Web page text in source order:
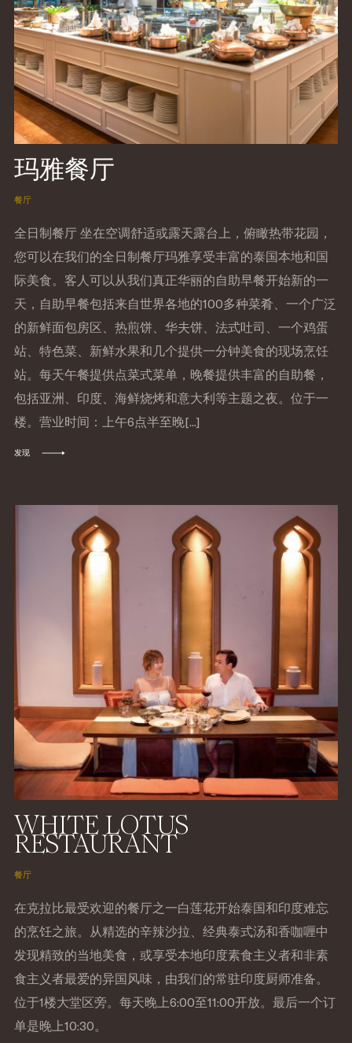
玛雅餐厅
餐厅
全日制餐厅 坐在空调舒适或露天露台上，俯瞰热带花园，
您可以在我们的全日制餐厅玛雅享受丰富的泰国本地和国
际美食。客人可以从我们真正华丽的自助早餐开始新的一
天，自助早餐包括来自世界各地的100多种菜肴、一个广泛
的新鲜面包房区、热煎饼、华夫饼、法式吐司、一个鸡蛋
站、特色菜、新鲜水果和几个提供一分钟美食的现场烹饪
站。每天午餐提供点菜式菜单，晚餐提供丰富的自助餐，
包括亚洲、印度、海鲜烧烤和意大利等主题之夜。位于一
楼。营业时间：上午6点半至晚[...]
发现
WHITE LOTUS
RESTAURANT
餐厅
在克拉比最受欢迎的餐厅之一白莲花开始泰国和印度难忘
的烹饪之旅。从精选的辛辣沙拉、经典泰式汤和香咖喱中
发现精致的当地美食，或享受本地印度素食主义者和非素
食主义者最爱的异国风味，由我们的常驻印度厨师准备。
位于1楼大堂区旁。每天晚上6:00至11:00开放。最后一个订
单是晚上10:30。